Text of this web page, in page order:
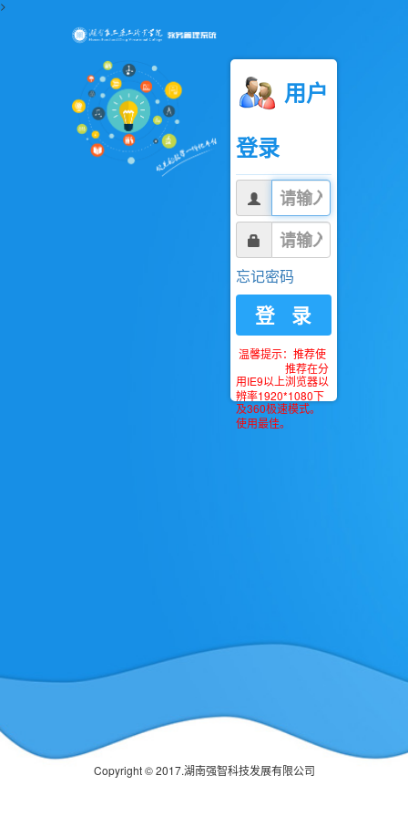
>
用户
登录
忘记密码
登 录
温馨提示：推荐使
用IE9以上浏览器以
及360极速模式。
推荐在分
辨率1920*1080下
使用最佳。
Copyright © 2017.湖南强智科技发展有限公司